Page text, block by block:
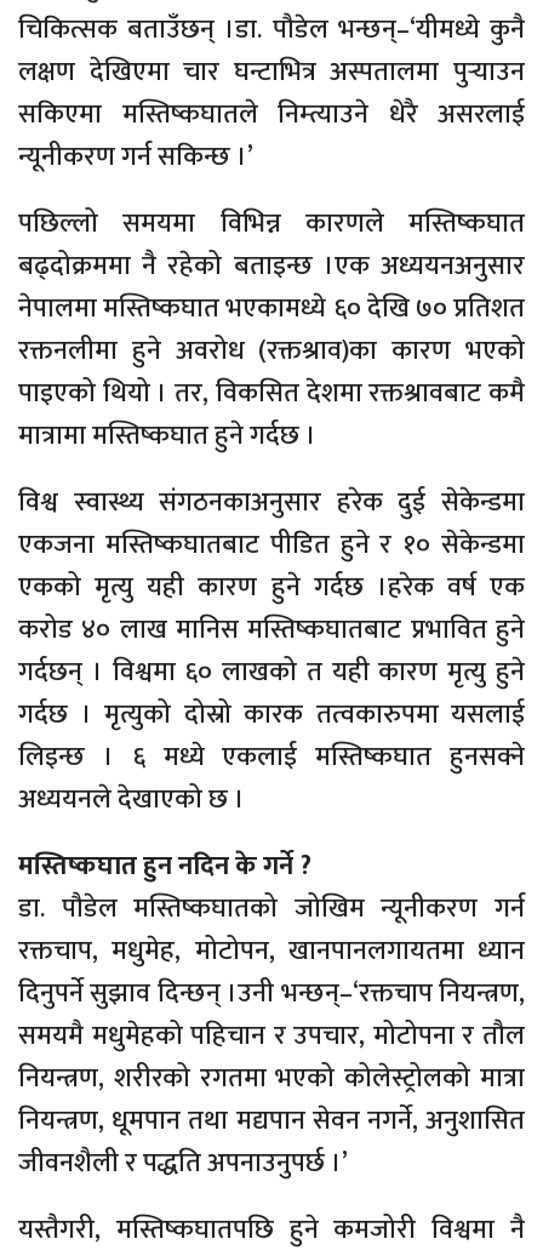
चिकित्सक बताउँछन् ।डा. पौडेल भन्छन्–‘यीमध्ये कुनै
लक्षण देखिएमा चार घन्टाभित्र अस्पतालमा पुर्‍याउन
सकिएमा मस्तिष्कघातले निम्त्याउने धेरै असरलाई
न्यूनीकरण गर्न सकिन्छ ।’
पछिल्लो समयमा विभिन्न कारणले मस्तिष्कघात
बढ्दोक्रममा नै रहेको बताइन्छ ।एक अध्ययनअनुसार
नेपालमा मस्तिष्कघात भएकामध्ये ६० देखि ७० प्रतिशत
रक्तनलीमा हुने अवरोध (रक्तश्राव)का कारण भएको
पाइएको थियो । तर, विकसित देशमा रक्तश्रावबाट कमै
मात्रामा मस्तिष्कघात हुने गर्दछ ।
विश्व स्वास्थ्य संगठनकाअनुसार हरेक दुई सेकेन्डमा
एकजना मस्तिष्कघातबाट पीडित हुने र १० सेकेन्डमा
एकको मृत्यु यही कारण हुने गर्दछ ।हरेक वर्ष एक
करोड ४० लाख मानिस मस्तिष्कघातबाट प्रभावित हुने
गर्दछन् । विश्वमा ६० लाखको त यही कारण मृत्यु हुने
गर्दछ । मृत्युको दोस्रो कारक तत्वकारुपमा यसलाई
लिइन्छ । ६ मध्ये एकलाई मस्तिष्कघात हुनसक्ने
अध्ययनले देखाएको छ ।
मस्तिष्कघात हुन नदिन के गर्ने ?
डा. पौडेल मस्तिष्कघातको जोखिम न्यूनीकरण गर्न
रक्तचाप, मधुमेह, मोटोपन, खानपानलगायतमा ध्यान
दिनुपर्ने सुझाव दिन्छन् ।उनी भन्छन्–‘रक्तचाप नियन्त्रण,
समयमै मधुमेहको पहिचान र उपचार, मोटोपना र तौल
नियन्त्रण, शरीरको रगतमा भएको कोलेस्ट्रोलको मात्रा
नियन्त्रण, धूमपान तथा मद्यपान सेवन नगर्ने, अनुशासित
जीवनशैली र पद्धति अपनाउनुपर्छ ।’
यस्तैगरी, मस्तिष्कघातपछि हुने कमजोरी विश्वमा नै